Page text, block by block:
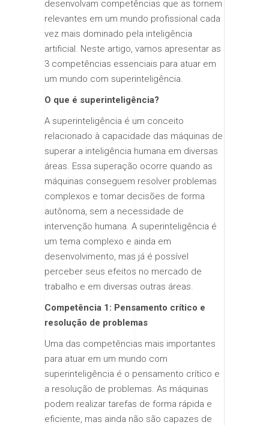
desenvolvam competências que as tornem
relevantes em um mundo profissional cada
vez mais dominado pela inteligência
artificial. Neste artigo, vamos apresentar as
3 competências essenciais para atuar em
um mundo com superinteligência.
O que é superinteligência?
A superinteligência é um conceito
relacionado à capacidade das máquinas de
superar a inteligência humana em diversas
áreas. Essa superação ocorre quando as
máquinas conseguem resolver problemas
complexos e tomar decisões de forma
autônoma, sem a necessidade de
intervenção humana. A superinteligência é
um tema complexo e ainda em
desenvolvimento, mas já é possível
perceber seus efeitos no mercado de
trabalho e em diversas outras áreas.
Competência 1: Pensamento crítico e
resolução de problemas
Uma das competências mais importantes
para atuar em um mundo com
superinteligência é o pensamento crítico e
a resolução de problemas. As máquinas
podem realizar tarefas de forma rápida e
eficiente, mas ainda não são capazes de